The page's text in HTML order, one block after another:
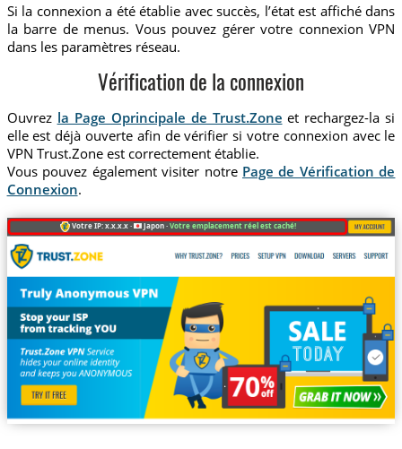
Si la connexion a été établie avec succès, l’état est affiché dans
la barre de menus. Vous pouvez gérer votre connexion VPN
dans les paramètres réseau.
Vérification de la connexion
Ouvrez la Page Oprincipale de Trust.Zone et rechargez-la si
elle est déjà ouverte afin de vérifier si votre connexion avec le
VPN Trust.Zone est correctement établie.
Vous pouvez également visiter notre Page de Vérification de
Connexion.
Votre IP: x.x.x.x · Japon ·Votre emplacement réel est caché!